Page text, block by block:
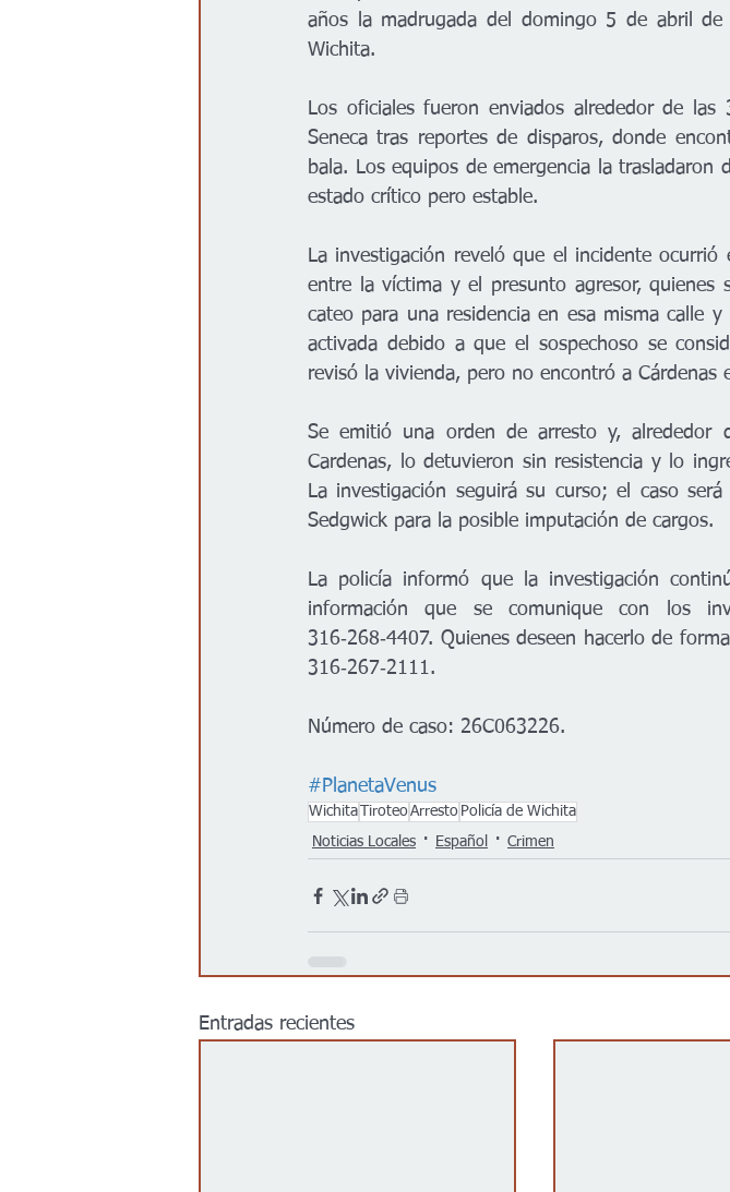
años la madrugada del domingo 5 de abril
Wichita.
Los oficiales fueron enviados alrededor de
Seneca tras reportes de disparos, donde
bala. Los equipos de emergencia la
estado crítico pero estable.
La investigación reveló que el incidente
entre la víctima y el presunto agresor,
cateo para una residencia en esa misma calle
activada debido a que el sospechoso se
revisó la vivienda, pero no encontró a Cárdenas
Se emitió una orden de arresto y, alrededor
Cardenas, lo detuvieron sin resistencia y lo
La investigación seguirá su curso; el caso
Sedgwick para la posible imputación de cargos.
La policía informó que la investigación
información que se comunique con los
316‑268‑4407. Quienes deseen hacerlo de
316‑267‑2111.
Número de caso: 26C063226.
#PlanetaVenus
Wichita TiroteoArresto Policía de Wichita
Noticias Locales
Español Crimen
Entradas recientes